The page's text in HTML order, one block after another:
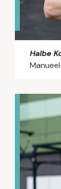
sport.
adres
zorg op
Halbe
Halbe
laten
niet
ook de